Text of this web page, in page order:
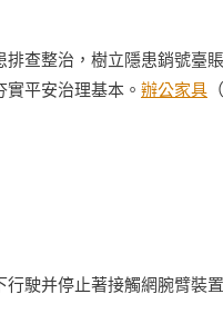
查整治，樹立隱患銷號臺
平安治理基本。 辦公家具
駛并停止著接觸網腕臂裝